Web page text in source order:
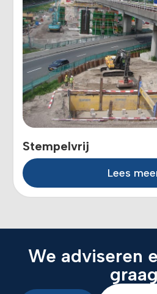
Stempelvrij
Lees
We adviseren